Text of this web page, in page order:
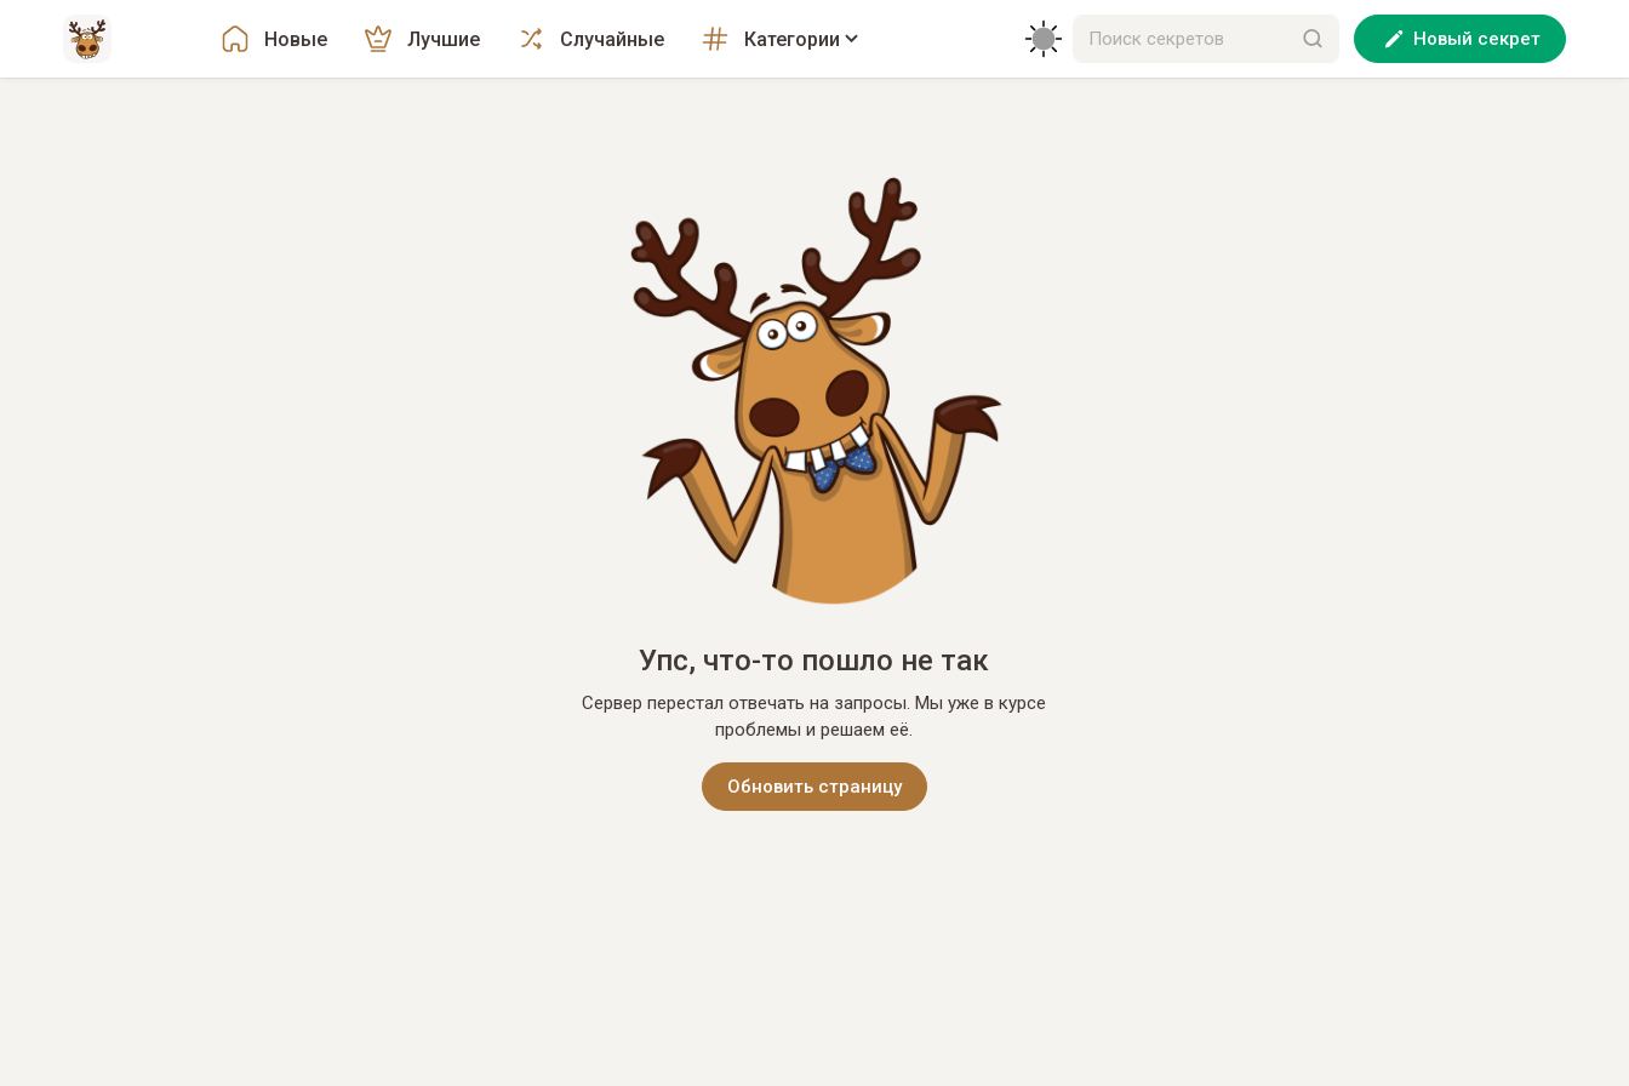
Новые Лучшие Случайные Категории Новый секрет
Упс, что-то пошло не так
Сервер перестал отвечать на запросы. Мы уже в курсе
проблемы и решаем её.
Обновить страницу